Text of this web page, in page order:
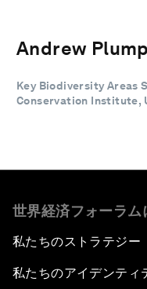
Andrew
Key Biodiversity Areas
Conservation Institute,
世界経済フォーラム
私たちのストラテジー
私たちのアイデンティ